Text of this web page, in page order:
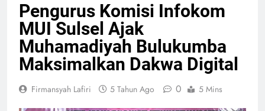
Pengurus Komisi Infokom
MUI Sulsel Ajak
Muhamadiyah Bulukumba
Maksimalkan Dakwa Digital
Firmansyah Lafiri 5 Tahun Ago 0 5 Mins